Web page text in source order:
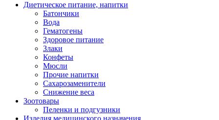
Диетическое питание, напитки
Батончики
Вода
Гематогены
Здоровое питание
Злаки
Конфеты
Мюсли
Прочие напитки
Сахарозаменители
Снижение веса
Зоотовары
Пеленки и подгузники
Изделия медицинского назначения